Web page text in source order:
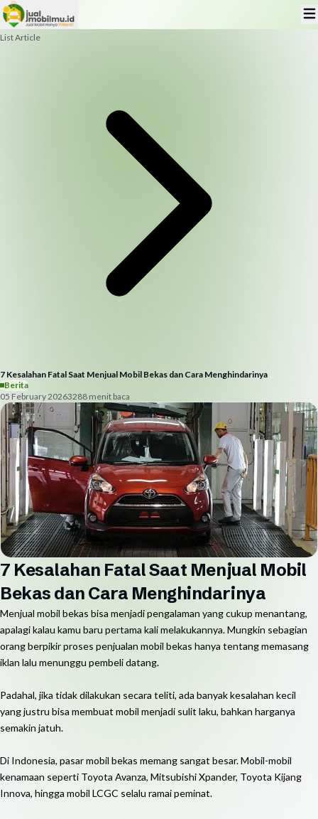
List Article
7 Kesalahan Fatal Saat Menjual Mobil Bekas dan Cara Menghindarinya
Berita
05 February 20263288 menit baca
7 Kesalahan Fatal Saat Menjual Mobil
Bekas dan Cara Menghindarinya
Menjual mobil bekas bisa menjadi pengalaman yang cukup menantang,
apalagi kalau kamu baru pertama kali melakukannya. Mungkin sebagian
orang berpikir proses penjualan mobil bekas hanya tentang memasang
iklan lalu menunggu pembeli datang.
Padahal, jika tidak dilakukan secara teliti, ada banyak kesalahan kecil
yang justru bisa membuat mobil menjadi sulit laku, bahkan harganya
semakin jatuh.
Di Indonesia, pasar mobil bekas memang sangat besar. Mobil-mobil
kenamaan seperti Toyota Avanza, Mitsubishi Xpander, Toyota Kijang
Innova, hingga mobil LCGC selalu ramai peminat.